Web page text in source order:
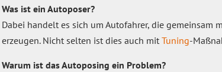
Was ist ein Autoposer?
Dabei handelt es sich um Autofahrer, die
erzeugen. Nicht selten ist dies auch mit Tuning-
Warum ist das Autoposing ein Problem?